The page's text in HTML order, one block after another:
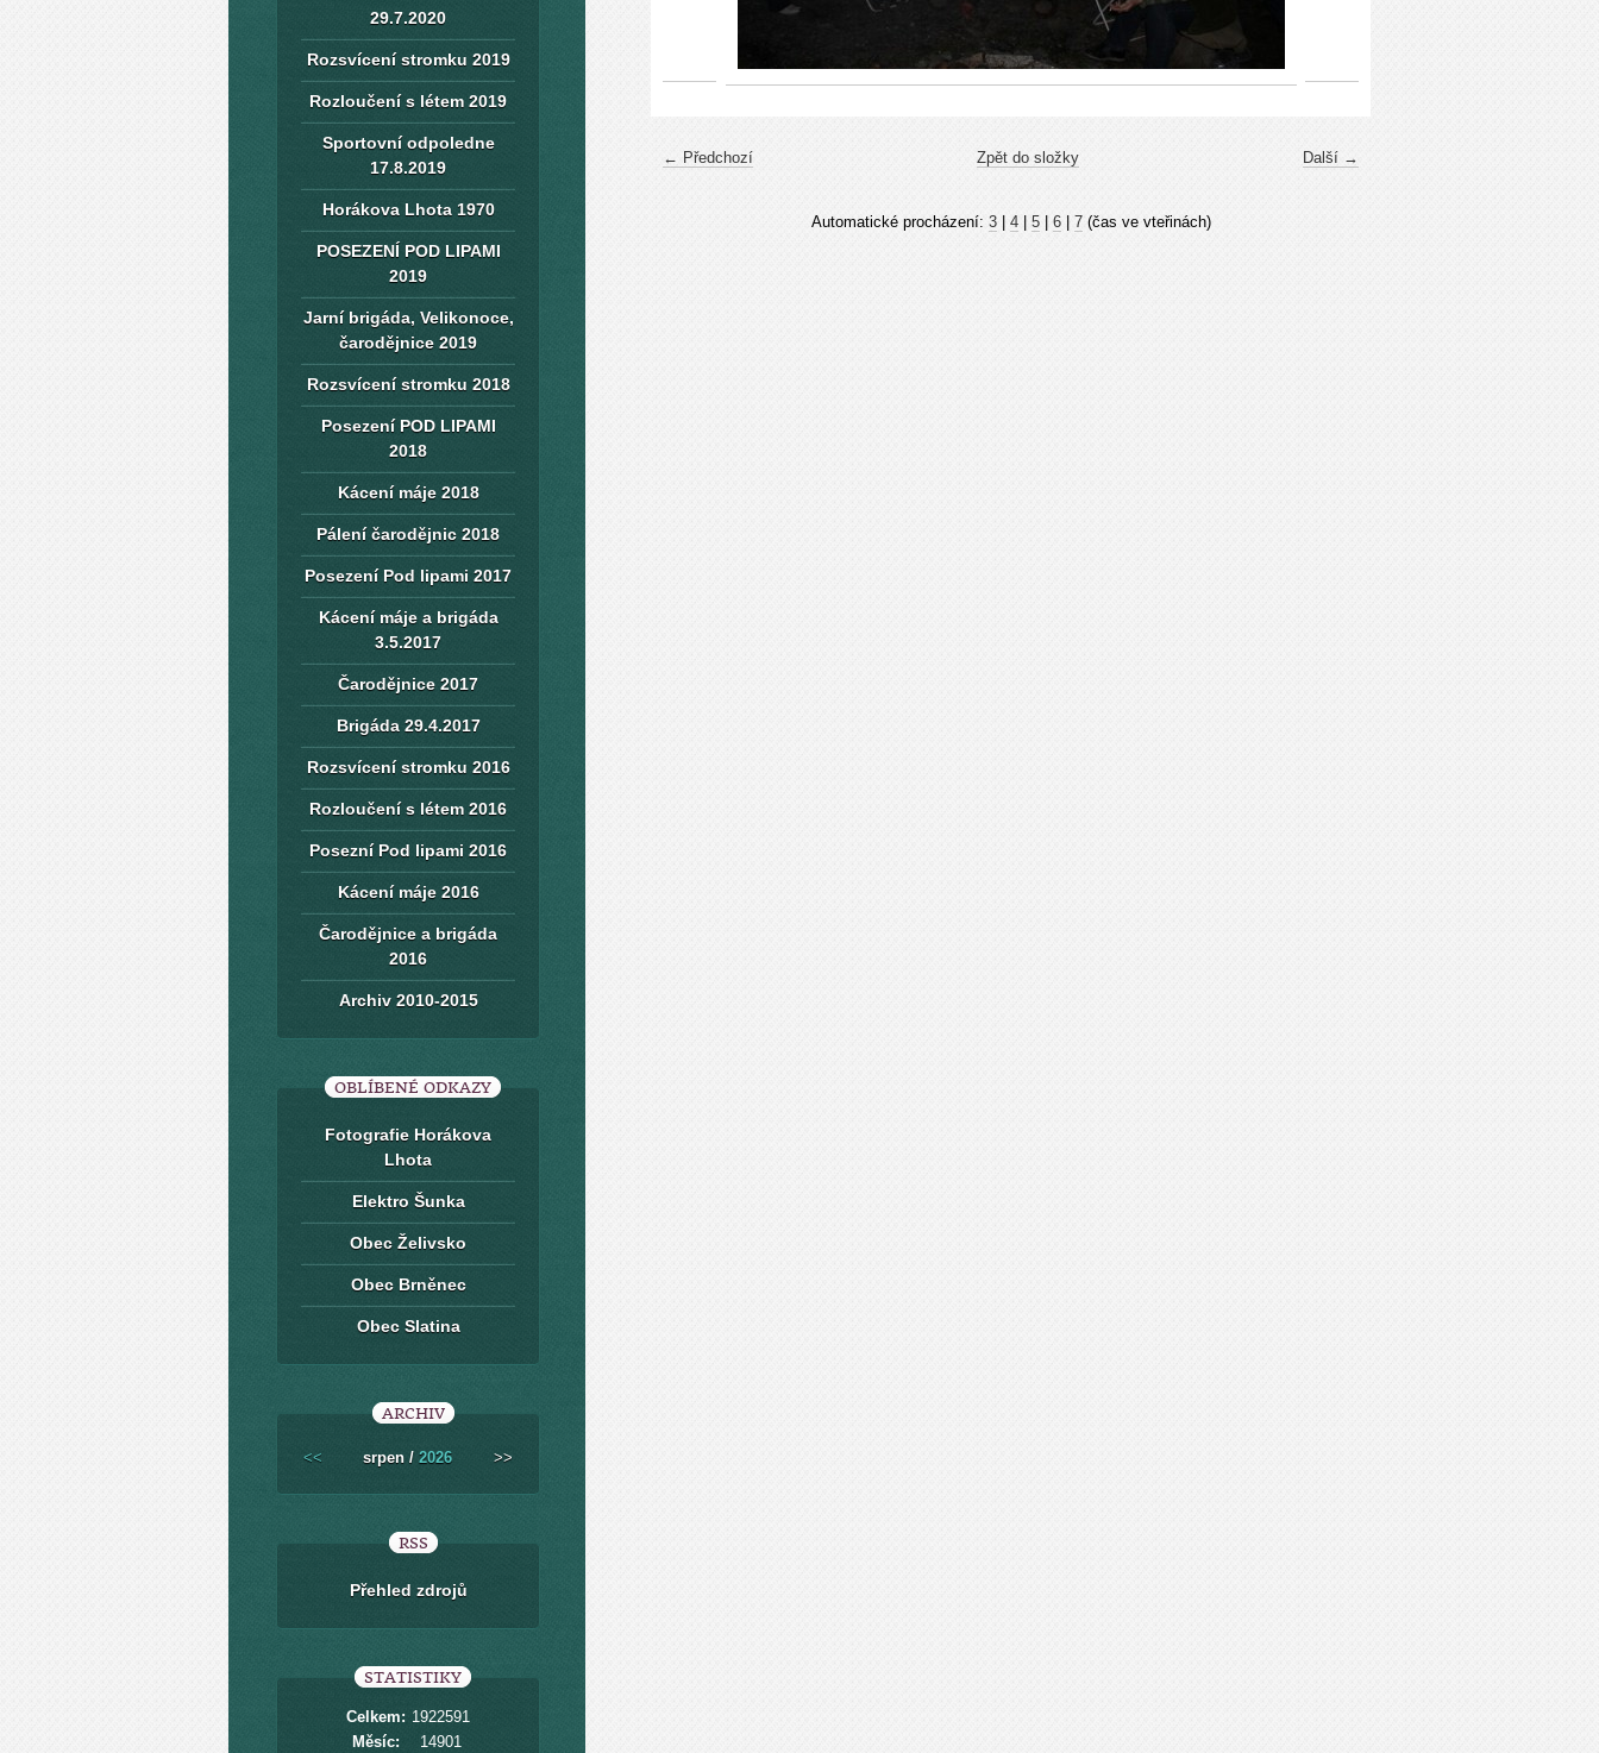
← Předchozí Další →
Zpět do složky
Automatické procházení: 3| 4| 5| 6| 7(čas ve vteřinách)
29.7.2020
Rozsvícení stromku 2019
Rozloučení s létem 2019
Sportovní odpoledne
17.8.2019
Horákova Lhota 1970
POSEZENÍ POD LIPAMI
2019
Jarní brigáda, Velikonoce,
čarodějnice 2019
Rozsvícení stromku 2018
Posezení POD LIPAMI
2018
Kácení máje 2018
Pálení čarodějnic 2018
Posezení Pod lipami 2017
Kácení máje a brigáda
3.5.2017
Čarodějnice 2017
Brigáda 29.4.2017
Rozsvícení stromku 2016
Rozloučení s létem 2016
Posezní Pod lipami 2016
Kácení máje 2016
Čarodějnice a brigáda
2016
Archiv 2010-2015
OBLÍBENÉ ODKAZY
Fotografie Horákova
Lhota
Elektro Šunka
Obec Želivsko
Obec Brněnec
Obec Slatina
ARCHIV
<< srpen / 2026 >>
RSS
Přehled zdrojů
STATISTIKY
Celkem: 1922591
Měsíc:
14901